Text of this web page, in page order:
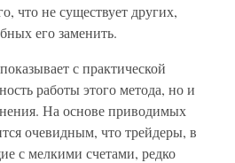
что не существует других,
его заменить.
с практической
работы этого метода, но и
На основе приводимых
очевидным, что трейдеры, в
с мелкими счетами, редко